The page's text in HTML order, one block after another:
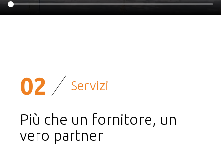
02 Servizi
Più che un fornitore, un
vero partner